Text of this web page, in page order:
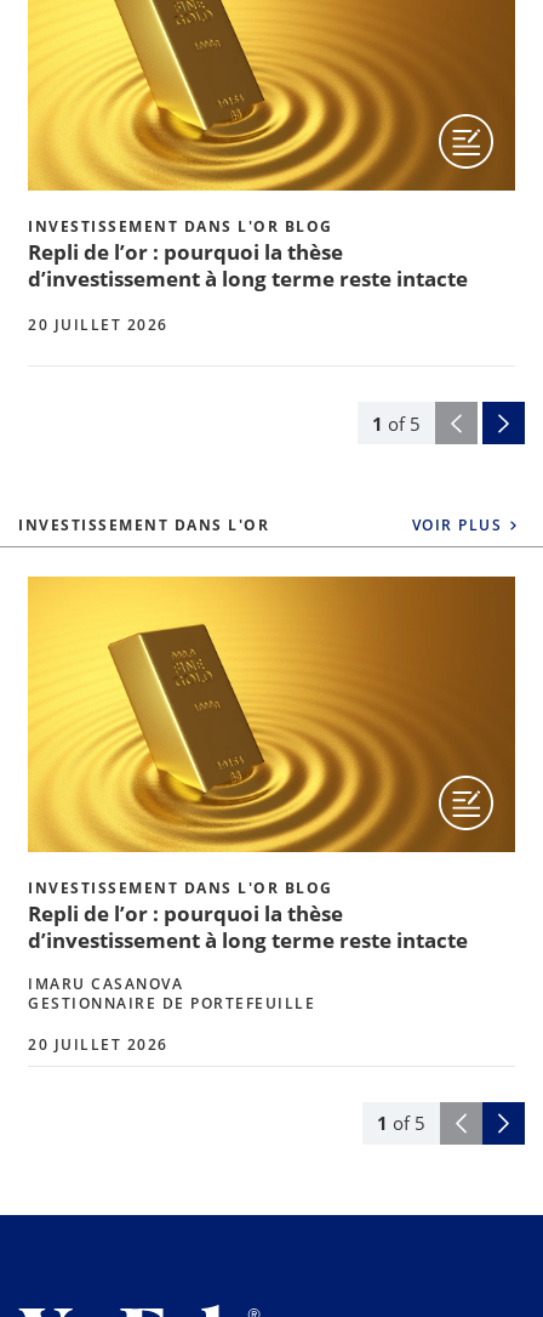
1 of 5
INVESTISSEMENT DANS L'OR BLOG
Repli de l’or : pourquoi la thèse
d’investissement à long terme reste intacte
20 JUILLET 2026
INVESTISSEMENT DANS L'OR VOIR PLUS
1 of 5
INVESTISSEMENT DANS L'OR BLOG
Repli de l’or : pourquoi la thèse
d’investissement à long terme reste intacte
IMARU CASANOVA
GESTIONNAIRE DE PORTEFEUILLE
20 JUILLET 2026